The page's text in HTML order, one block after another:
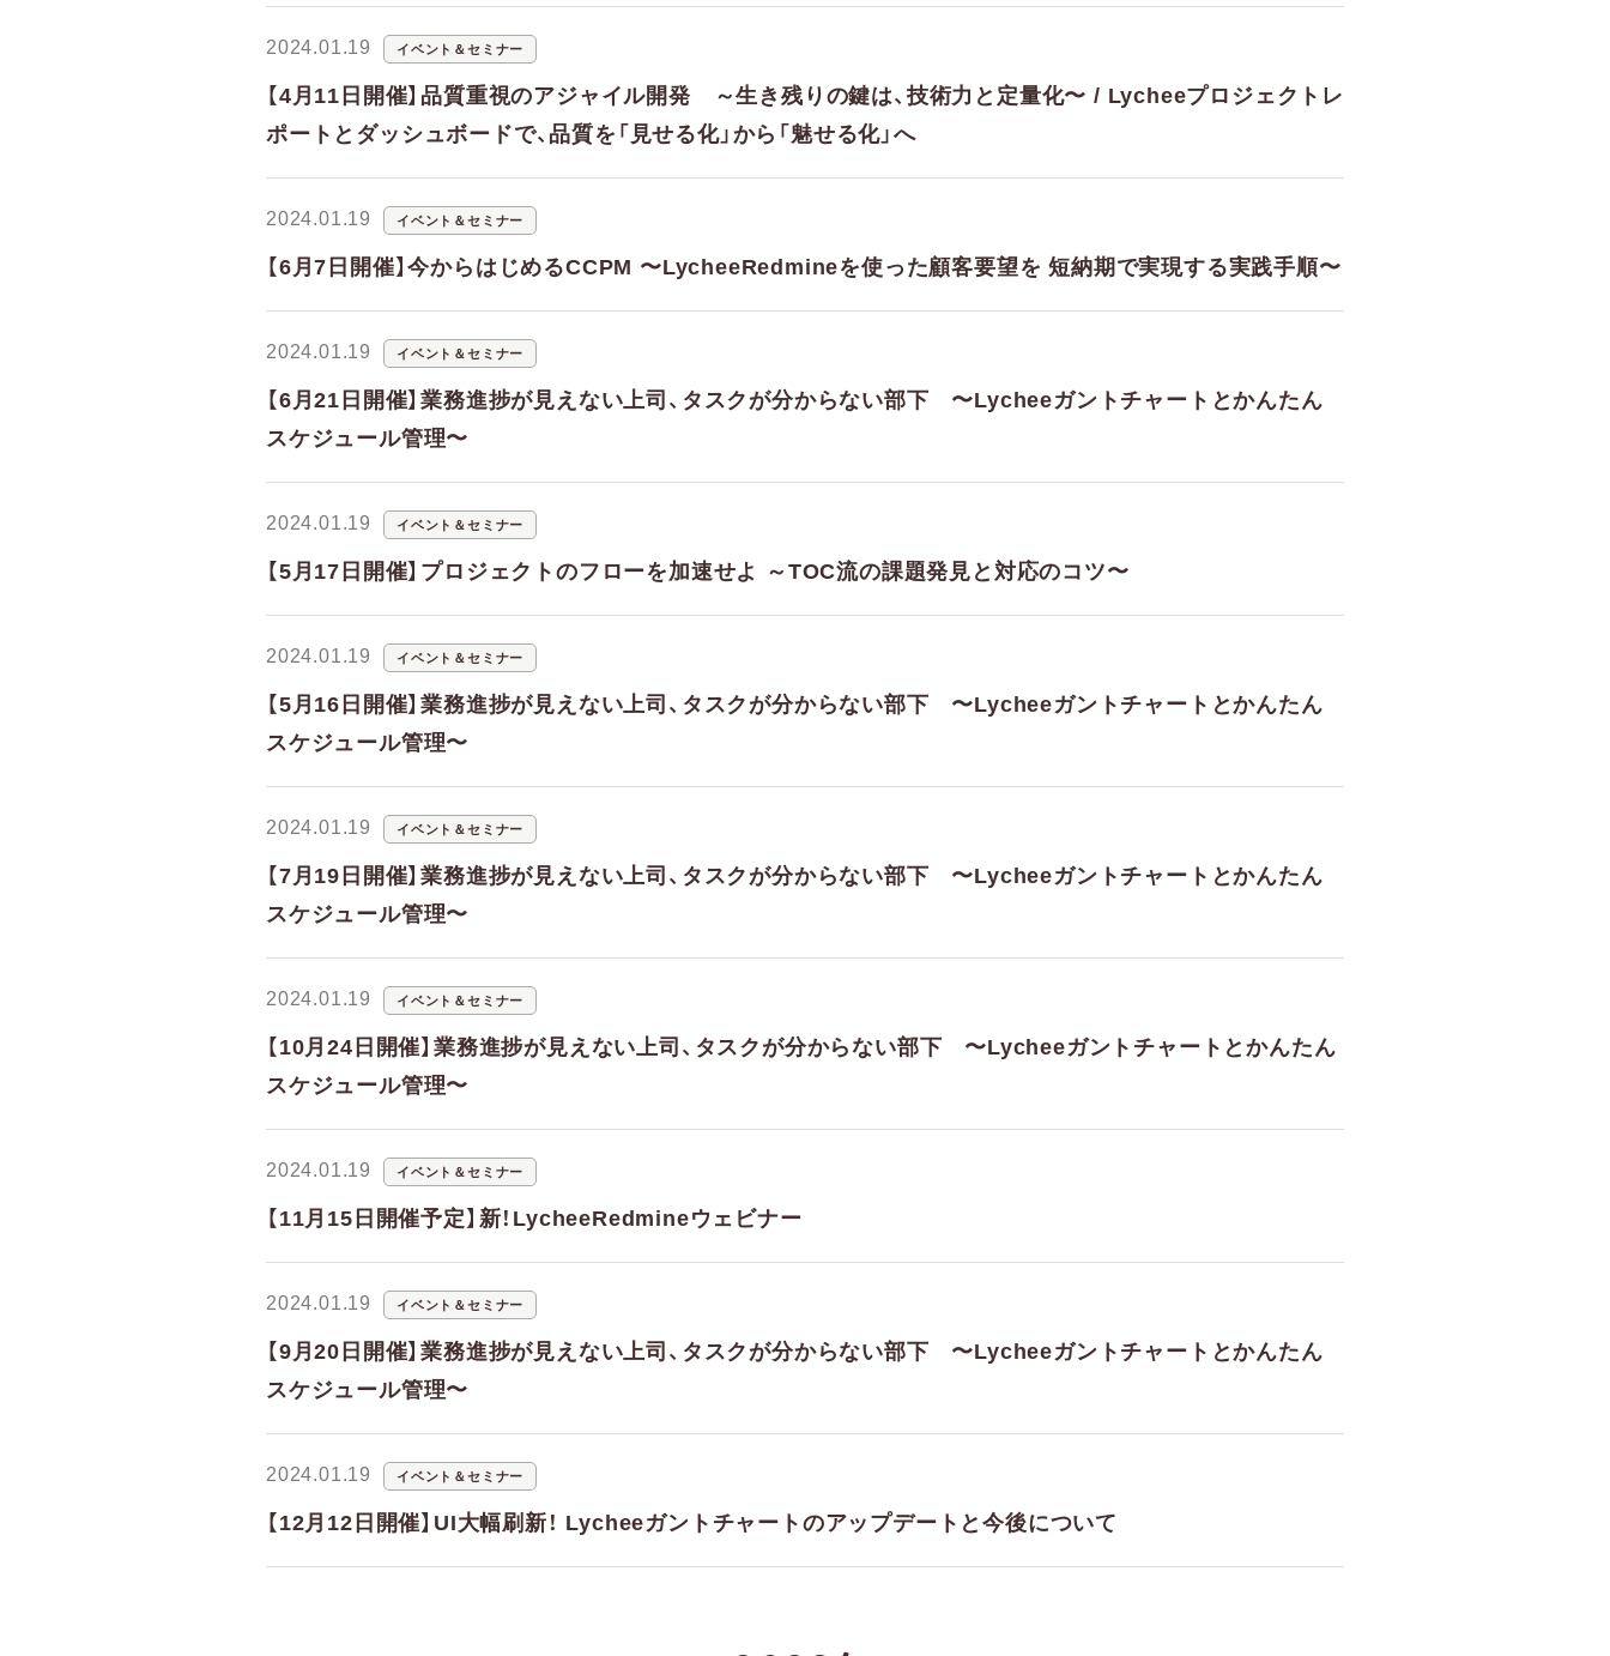
2024.01.19 イベント＆セミナー
【4月11日開催】品質重視のアジャイル開発 ～生き残りの鍵は、技術力と定量化〜 / Lycheeプロジェクトレ
ポートとダッシュボードで、品質を「見せる化」から「魅せる化」へ
2024.01.19 イベント＆セミナー
【6月7日開催】今からはじめるCCPM 〜LycheeRedmineを使った顧客要望を 短納期で実現する実践手順〜
2024.01.19 イベント＆セミナー
【6月21日開催】業務進捗が見えない上司、タスクが分からない部下 〜Lycheeガントチャートとかんたん
スケジュール管理〜
2024.01.19 イベント＆セミナー
【5月17日開催】プロジェクトのフローを加速せよ ～TOC流の課題発見と対応のコツ〜
2024.01.19 イベント＆セミナー
【5月16日開催】業務進捗が見えない上司、タスクが分からない部下 〜Lycheeガントチャートとかんたん
スケジュール管理〜
2024.01.19 イベント＆セミナー
【7月19日開催】業務進捗が見えない上司、タスクが分からない部下 〜Lycheeガントチャートとかんたん
スケジュール管理〜
2024.01.19 イベント＆セミナー
【10月24日開催】業務進捗が見えない上司、タスクが分からない部下 〜Lycheeガントチャートとかんたん
スケジュール管理〜
2024.01.19 イベント＆セミナー
【11月15日開催予定】新！LycheeRedmineウェビナー
2024.01.19 イベント＆セミナー
【9月20日開催】業務進捗が見えない上司、タスクが分からない部下 〜Lycheeガントチャートとかんたん
スケジュール管理〜
2024.01.19 イベント＆セミナー
【12月12日開催】UI大幅刷新！ Lycheeガントチャートのアップデートと今後について